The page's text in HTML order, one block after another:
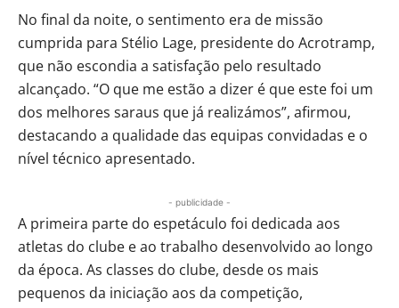
No final da noite, o sentimento era de missão
cumprida para Stélio Lage, presidente do Acrotramp,
que não escondia a satisfação pelo resultado
alcançado. “O que me estão a dizer é que este foi um
dos melhores saraus que já realizámos”, afirmou,
destacando a qualidade das equipas convidadas e o
nível técnico apresentado.
- publicidade -
A primeira parte do espetáculo foi dedicada aos
atletas do clube e ao trabalho desenvolvido ao longo
da época. As classes do clube, desde os mais
pequenos da iniciação aos da competição,